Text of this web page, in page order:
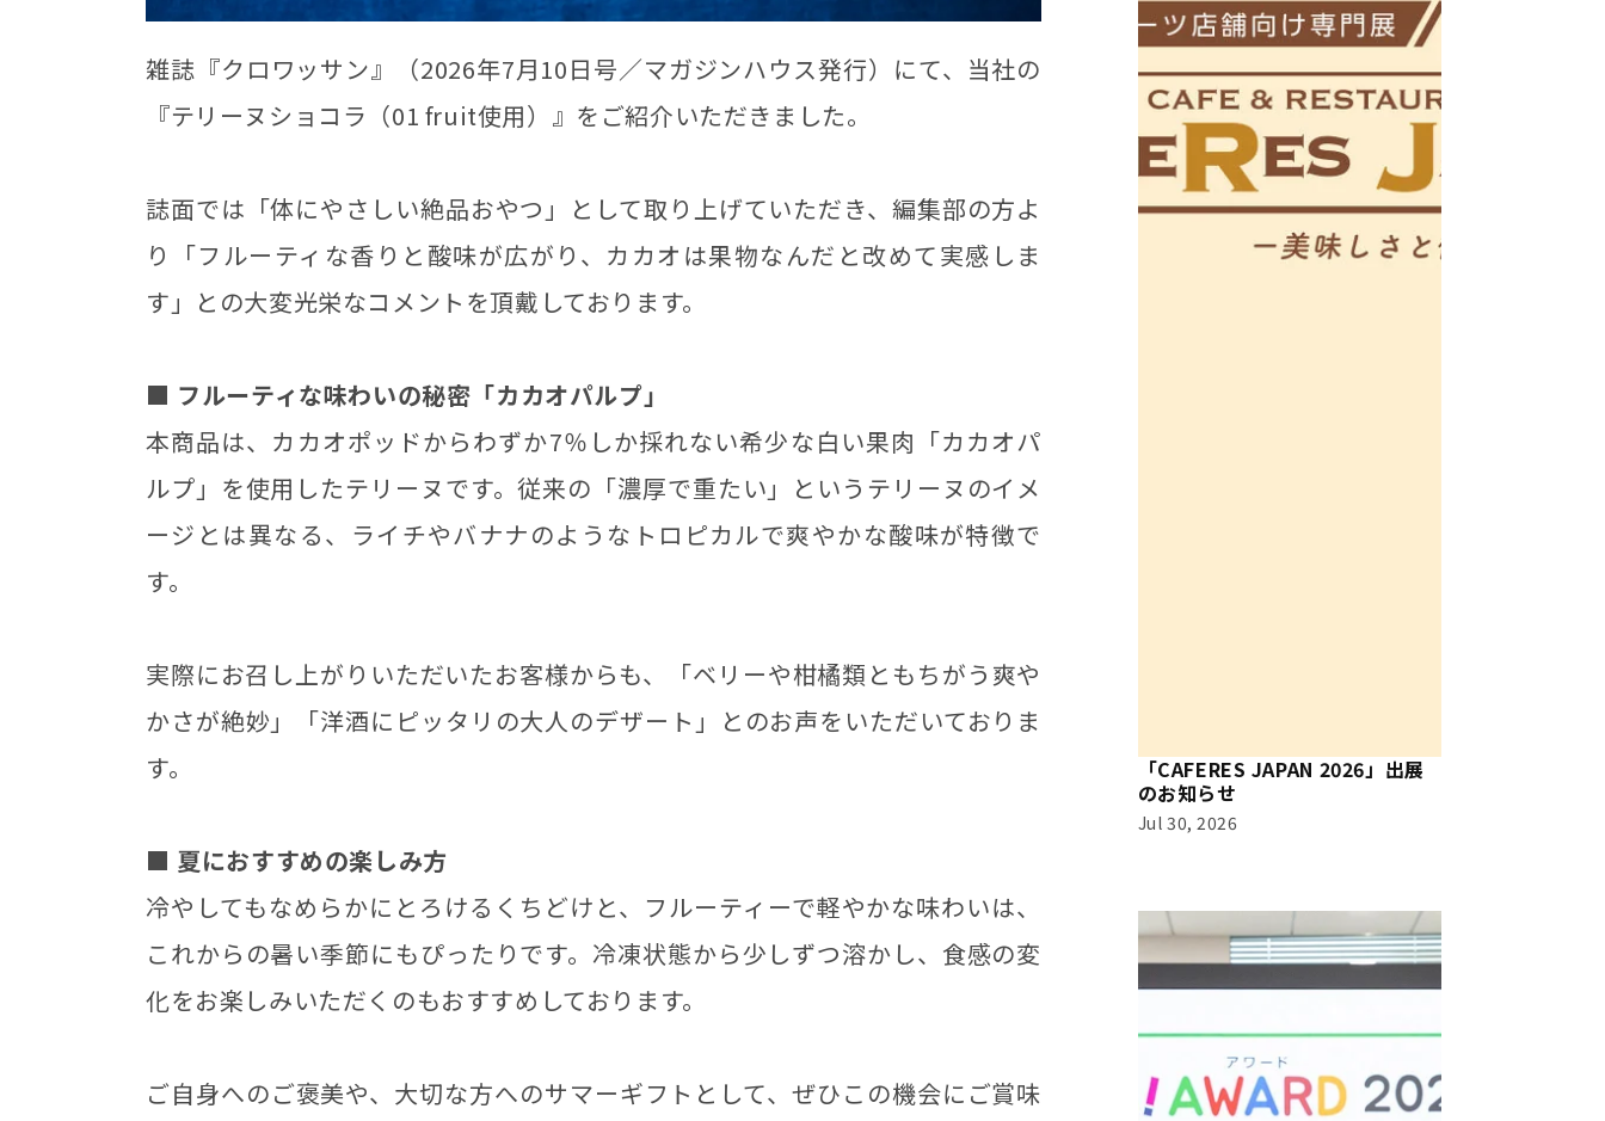
雑誌『クロワッサン』（2026年7月10日号／マガジンハウス発行）にて、当社の
『テリーヌショコラ（01 fruit使用）』をご紹介いただきました。
誌面では「体にやさしい絶品おやつ」として取り上げていただき、編集部の方よ
り「フルーティな香りと酸味が広がり、カカオは果物なんだと改めて実感しま
す」との大変光栄なコメントを頂戴しております。
■ フルーティな味わいの秘密「カカオパルプ」
本商品は、カカオポッドからわずか7％しか採れない希少な白い果肉「カカオパ
ルプ」を使用したテリーヌです。従来の「濃厚で重たい」というテリーヌのイメ
ージとは異なる、ライチやバナナのようなトロピカルで爽やかな酸味が特徴で
す。
実際にお召し上がりいただいたお客様からも、「ベリーや柑橘類ともちがう爽や
かさが絶妙」「洋酒にピッタリの大人のデザート」とのお声をいただいておりま
す。
■ 夏におすすめの楽しみ方
冷やしてもなめらかにとろけるくちどけと、フルーティーで軽やかな味わいは、
これからの暑い季節にもぴったりです。冷凍状態から少しずつ溶かし、食感の変
化をお楽しみいただくのもおすすめしております。
ご自身へのご褒美や、大切な方へのサマーギフトとして、ぜひこの機会にご賞味
「CAFERES JAPAN 2026」出展
のお知らせ
Jul 30, 2026